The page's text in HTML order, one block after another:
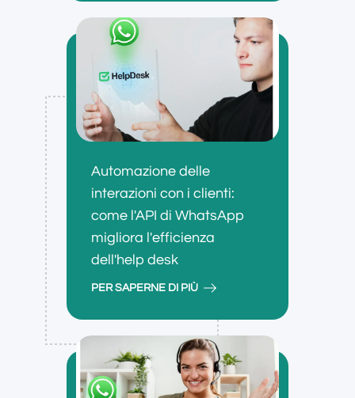
Automazione delle
interazioni con i clienti:
come l'API di WhatsApp
migliora l'efficienza
dell'help desk
PER SAPERNE DI PIÙ